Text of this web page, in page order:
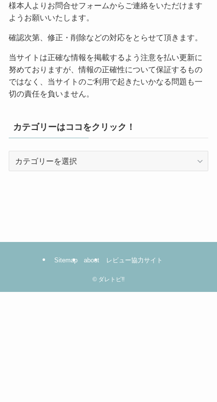
様本人よりお問合せフォームからご連絡をいただけます
ようお願いいたします。
確認次第、修正・削除などの対応をとらせて頂きます。
当サイトは正確な情報を掲載するよう注意を払い更新に
努めておりますが、情報の正確性について保証するもの
ではなく、当サイトのご利用で起きたいかなる問題も一
切の責任を負いません。
カテゴリーはココをクリック！
コ
Sitemap about レビュー協力サイト
© ダレトピ!!